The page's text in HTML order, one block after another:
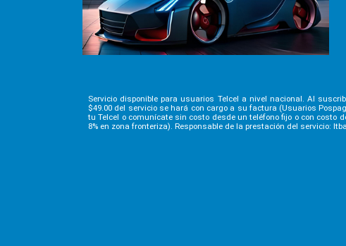
Servicio disponible para usuarios Telcel a nivel nacional. Al
$49.00 del servicio se hará con cargo a su factura (Usuarios
tu Telcel o comunícate sin costo desde un teléfono fijo o con costo
8% en zona fronteriza). Responsable de la prestación del servicio: